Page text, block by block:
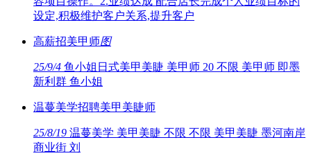
设定,积极维护客户关系,提升客户
高薪招美甲师图
25/9/4 鱼小姐日式美甲美睫 美甲师 20 不限 美甲师 即墨
新利群 鱼小姐
温蔓美学招聘美甲美睫师
25/8/19 温蔓美学 美甲美睫 不限 不限 美甲美睫 墨河南岸
商业街 刘